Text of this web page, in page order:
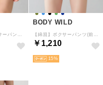
BODY WILD
￥1,210
15